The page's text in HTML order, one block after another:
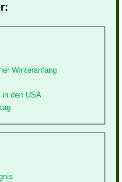
Winteranfang
in den USA